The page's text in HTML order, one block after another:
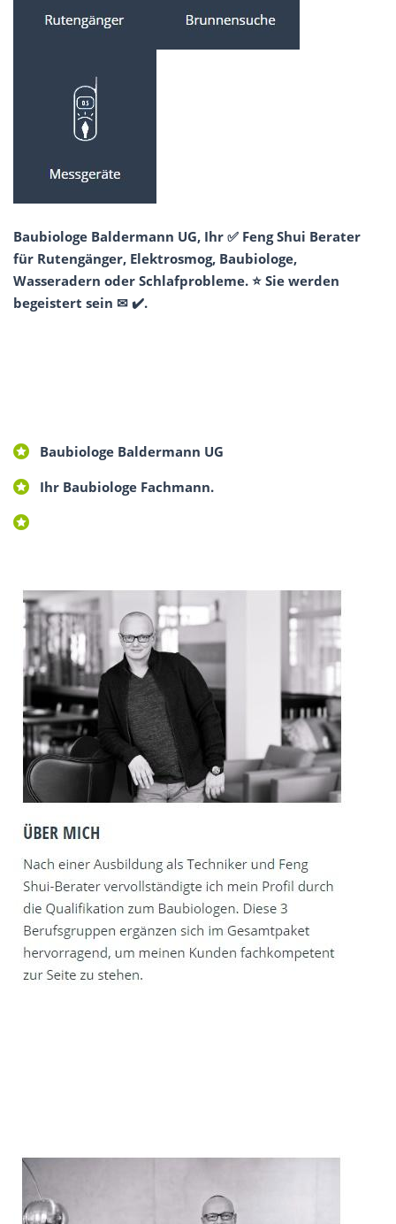
Baubiologe Baldermann UG, Ihr ✅ Feng Shui Berater
für Rutengänger, Elektrosmog, Baubiologe,
Wasseradern oder Schlafprobleme. ⭐ Sie werden
begeistert sein ✉ ✔️.
Baubiologe Baldermann UG
Ihr Baubiologe Fachmann.